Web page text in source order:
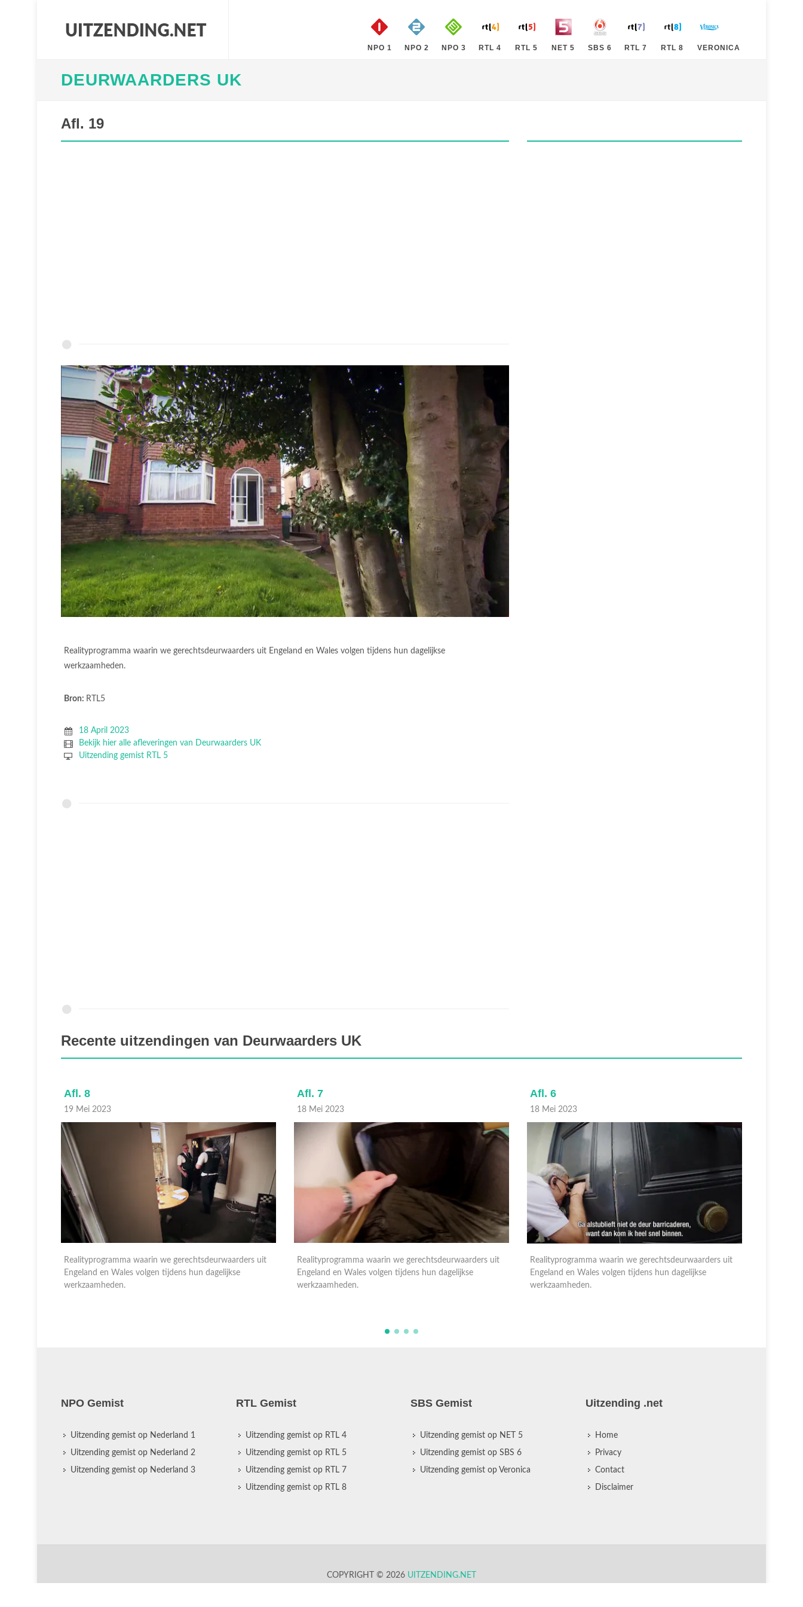
NPO 1 NPO 2 NPO 3 RTL 4 RTL 5 NET 5 SBS 6 RTL 7 RTL 8 VERONICA
DEURWAARDERS UK
Afl. 19
Realityprogramma waarin we gerechtsdeurwaarders uit Engeland en Wales volgen tijdens hun dagelijkse
werkzaamheden.
Bron: RTL5
18 April 2023
Bekijk hier alle afleveringen van Deurwaarders UK
Uitzending gemist RTL 5
Recente uitzendingen van Deurwaarders UK
Afl. 8
19 Mei 2023
Realityprogramma waarin we gerechtsdeurwaarders uit
Engeland en Wales volgen tijdens hun dagelijkse
werkzaamheden.
Afl. 7
18 Mei 2023
Realityprogramma waarin we gerechtsdeurwaarders uit
Engeland en Wales volgen tijdens hun dagelijkse
werkzaamheden.
Afl. 6
18 Mei 2023
Realityprogramma waarin we gerechtsdeurwaarders uit
Engeland en Wales volgen tijdens hun dagelijkse
werkzaamheden.
NPO Gemist
Uitzending gemist op Nederland 1
Uitzending gemist op Nederland 2
Uitzending gemist op Nederland 3
RTL Gemist
Uitzending gemist op RTL 4
Uitzending gemist op RTL 5
Uitzending gemist op RTL 7
Uitzending gemist op RTL 8
SBS Gemist
Uitzending gemist op NET 5
Uitzending gemist op SBS 6
Uitzending gemist op Veronica
Uitzending .net
Home
Privacy
Contact
Disclaimer
COPYRIGHT © 2026 UITZENDING.NET